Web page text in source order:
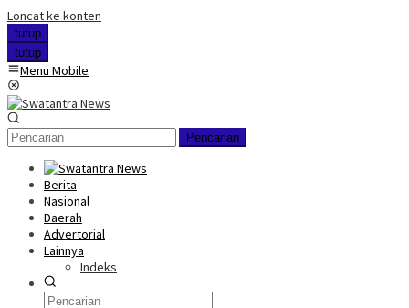
Loncat ke konten
tutup
tutup
Menu Mobile
Pencarian
Berita
Nasional
Daerah
Advertorial
Lainnya
Indeks